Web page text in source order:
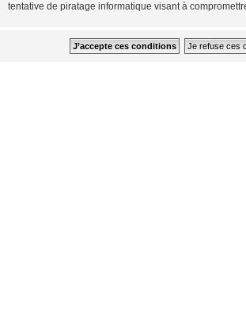
tentative de piratage informatique visant à